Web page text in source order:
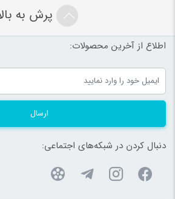
پرش به
اطلاع از آخرین محصولات:
ارسال
دنبال کردن در شبکه‌های اجتماعی: